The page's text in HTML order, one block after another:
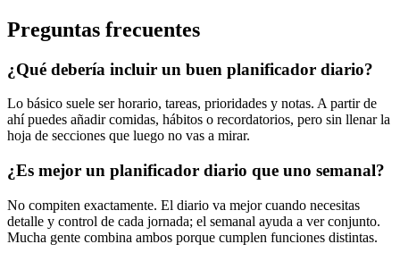
Preguntas frecuentes
¿Qué debería incluir un buen planificador diario?
Lo básico suele ser horario, tareas, prioridades y notas. A partir de
ahí puedes añadir comidas, hábitos o recordatorios, pero sin llenar la
hoja de secciones que luego no vas a mirar.
¿Es mejor un planificador diario que uno semanal?
No compiten exactamente. El diario va mejor cuando necesitas
detalle y control de cada jornada; el semanal ayuda a ver conjunto.
Mucha gente combina ambos porque cumplen funciones distintas.